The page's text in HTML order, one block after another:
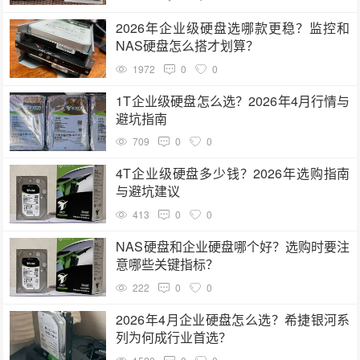
2026年企业级硬盘选哪款更稳？监控和
NAS硬盘怎么搭才划算？
1972 0 0
1T企业级硬盘怎么选？2026年4月行情与
避坑指南
709 0 0
4T企业级硬盘多少钱？2026年选购指南
与避坑建议
413 0 0
NAS硬盘和企业硬盘哪个好？选购时要注
意哪些关键指标？
222 0 0
2026年4月企业硬盘怎么选？希捷银河系
列为何成行业首选？